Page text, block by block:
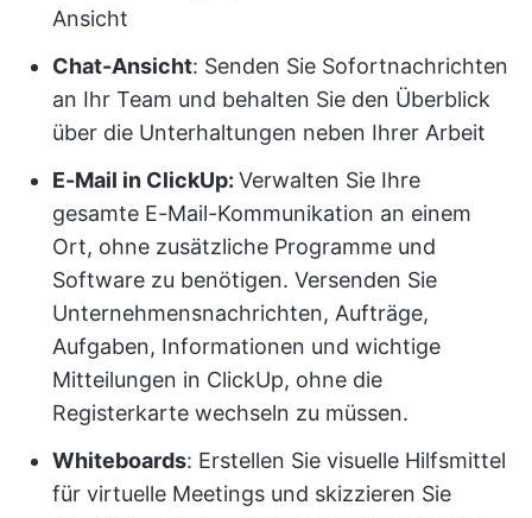
Ansicht
Chat-Ansicht: Senden Sie Sofortnachrichten
an Ihr Team und behalten Sie den Überblick
über die Unterhaltungen neben Ihrer Arbeit
E-Mail in ClickUp: Verwalten Sie Ihre
gesamte E-Mail-Kommunikation an einem
Ort, ohne zusätzliche Programme und
Software zu benötigen. Versenden Sie
Unternehmensnachrichten, Aufträge,
Aufgaben, Informationen und wichtige
Mitteilungen in ClickUp, ohne die
Registerkarte wechseln zu müssen.
Whiteboards: Erstellen Sie visuelle Hilfsmittel
für virtuelle Meetings und skizzieren Sie